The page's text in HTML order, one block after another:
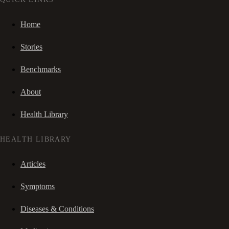
Home
Stories
Benchmarks
About
Health Library
HEALTH LIBRARY
Articles
Symptoms
Diseases & Conditions